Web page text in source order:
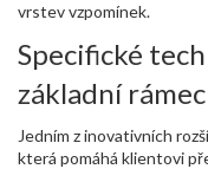
vrstev vzpomínek.
Specifické
základní rámec
Jedním z inovativních
která pomáhá klientovi